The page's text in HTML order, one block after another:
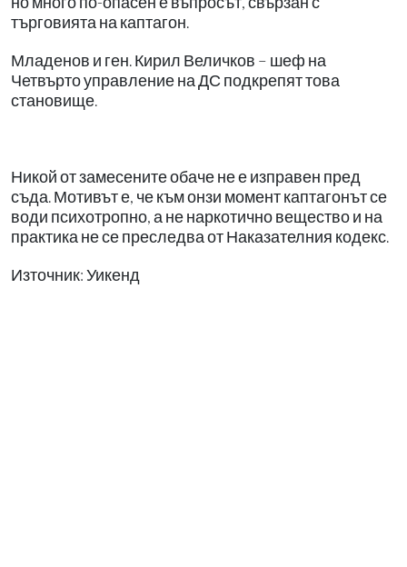
търговията на каптагон.
Младенов и ген. Кирил Величков – шеф на
Четвърто управление на ДС подкрепят това
становище.
Никой от замесените обаче не е изправен пред
съда. Мотивът е, че към онзи момент каптагонът се
води психотропно, а не наркотично вещество и на
практика не се преследва от Наказателния кодекс.
Източник: Уикенд